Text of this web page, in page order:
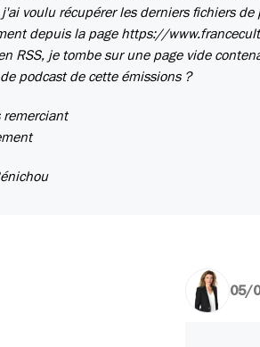
voulu récupérer les derniers fichiers
depuis la page https://
RSS, je tombe sur une page vide
podcast de cette émissions ?
remerciant
05/